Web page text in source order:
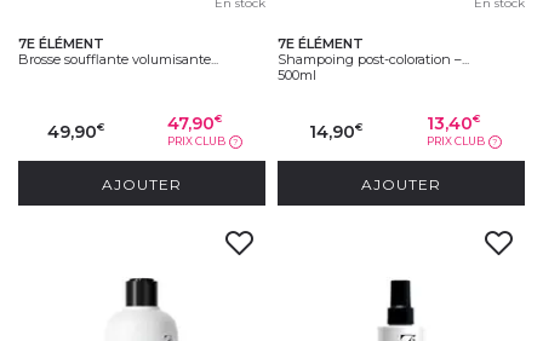
7E ÉLÉMENT
Brosse soufflante volumisante...
49,90€ 47,90€
PRIX CLUB ?
AJOUTER
7E ÉLÉMENT
Shampoing post-coloration –...
500ml
14,90€ 13,40€
PRIX CLUB ?
AJOUTER